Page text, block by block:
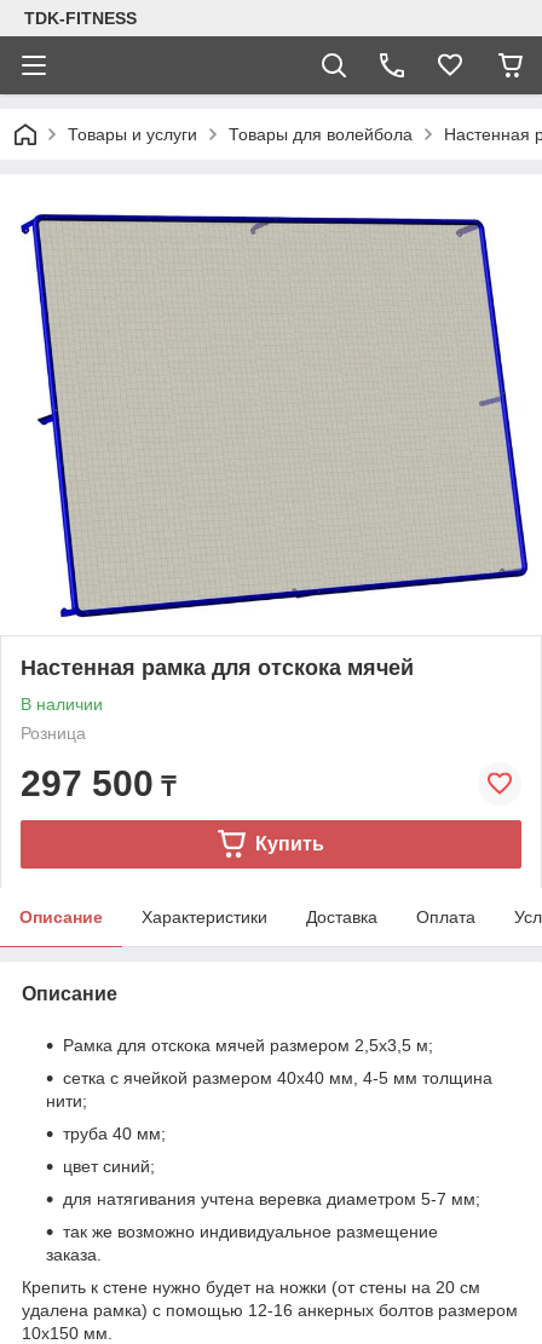
TDK-FITNESS
Товары и услуги Товары для волейбола Настенная
Настенная рамка для отскока мячей
В наличии
Розница
297 500 ₸
Купить
Описание Характеристики Доставка Оплата
Описание
Рамка для отскока мячей размером 2,5х3,5 м;
сетка с ячейкой размером 40х40 мм, 4-5 мм толщина
нити;
труба 40 мм;
цвет синий;
для натягивания учтена веревка диаметром 5-7 мм;
так же возможно индивидуальное размещение
заказа.
Крепить к стене нужно будет на ножки (от стены на 20 см
удалена рамка) с помощью 12-16 анкерных болтов размером
10х150 мм.